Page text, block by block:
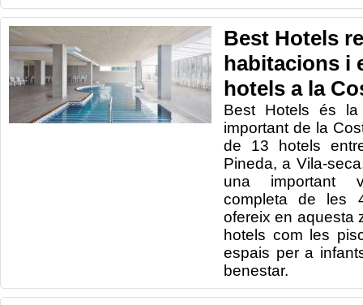
Best Hotels
habitacions i
hotels a la
Best Hotels
és la
important de la
de
13
hotels
Pineda, a Vila-
una important
completa de
les
ofereix en aquesta
hotels com
les
espais per a
benestar.